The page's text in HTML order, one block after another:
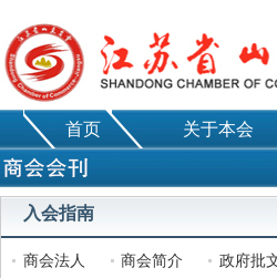
首页 关于本会
入会指南
商会法人 商会简介
政府批